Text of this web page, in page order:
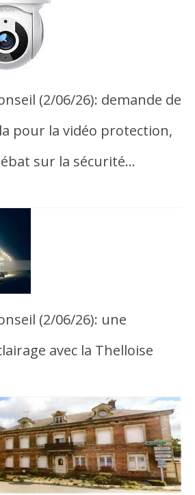
(2/06/26): demande de
pour la vidéo protection,
sur la sécurité…
(2/06/26): une
avec la Thelloise